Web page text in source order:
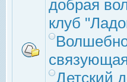
добрая
клуб
Детский